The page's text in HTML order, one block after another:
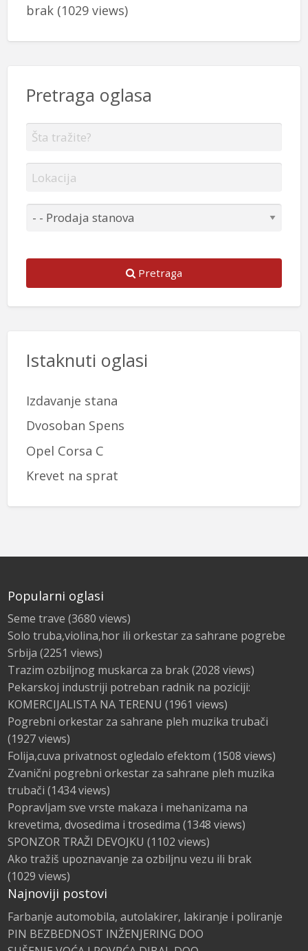
brak(1029 views)
Pretraga oglasa
Pretraga
Istaknuti oglasi
Izdavanje stana
Dvosoban Spens
Opel Corsa C
Krevet na sprat
Popularni oglasi
Seme trave (3680 views)
Solo truba,violina,hor ili orkestar za sahrane pogrebe
Srbija (2251 views)
Trazim ozbiljnog muskarca za brak(2028 views)
Pekarskoj industriji potreban radnik na poziciji:
KOMERCIJALISTA NA TERENU (1961 views)
Pogrebni orkestar za sahrane pleh muzika trubači
(1927 views)
Folija,cuva privatnost ogledalo efektom (1508 views)
Zvanični pogrebni orkestar za sahrane pleh muzika
trubači (1434 views)
Popravljam sve vrste makaza i mehanizama na
krevetima, dvosedima i trosedima (1348 views)
SPONZOR TRAŽI DEVOJKU (1102 views)
Ako tražiš upoznavanje za ozbiljnu vezu ili brak
(1029 views)
Najnoviji postovi
Farbanje automobila, autolakirer, lakiranje i poliranje
PIN BEZBEDNOST INŽENJERING DOO